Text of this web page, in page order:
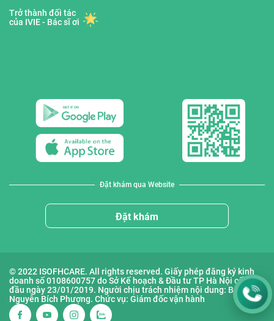
Trở thành đối tác
của IVIE - Bác sĩ ơi
Đặt khám qua Website
Đặt khám
© 2022 ISOFHCARE. All rights reserved. Giấy phép đăng ký kinh
doanh số 0108600757 do Sở Kế hoạch & Đầu tư TP Hà Nội cấp lần
đầu ngày 23/01/2019. Người chịu trách nhiệm nội dung: Bà
Nguyễn Bích Phượng. Chức vụ: Giám đốc vận hành